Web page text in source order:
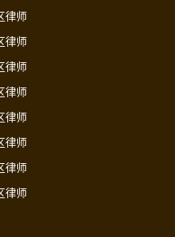
律师
律师
律师
律师
律师
律师
律师
律师